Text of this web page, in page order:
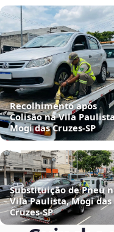
Recolhimento após
Colisão na Vila
Mogi das Cruzes‑SP
Substituição de Pneu
Vila Paulista, Mogi das
Cruzes‑SP